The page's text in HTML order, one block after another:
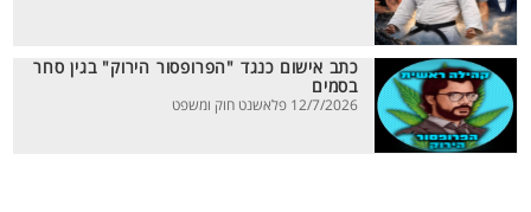
כתב אישום כנגד "הפרופסור הירוק" בגין סחר
בסמים
12/7/2026 פלאשנט חוק ומשפט